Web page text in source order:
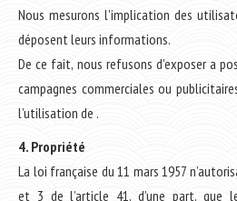
Nous mesurons l’implication des
déposent leurs informations.
De ce fait, nous refusons d’exposer a
campagnes commerciales ou
l’utilisation de .
4. Propriété
La loi française du 11 mars 1957
et 3 de l’article 41, d’une part, que